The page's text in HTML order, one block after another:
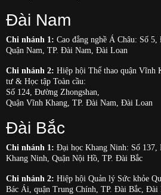
Đài Nam
Chi nhánh 1: Cao đẳng nghề Á Châu: Số
Quận Nam, TP. Đài Nam, Đài Loan
Chi nhánh 2: Hiệp hội Thể thao quận Vĩnh
tư & Học tập Toàn cầu:
Số 124, Đường Zhongshan,
Quận Vĩnh Khang, TP. Đài Nam, Đài Loan
Đài Bắc
Chi nhánh 1: Đại học Khang Ninh: Số
Khang Ninh, Quận Nội Hồ, TP. Đài Bắc
Chi nhánh 2: Hiệp hội Quản lý Sức khỏe
Bác Ái, quận Trung Chính, TP. Đài Bắc, Đài